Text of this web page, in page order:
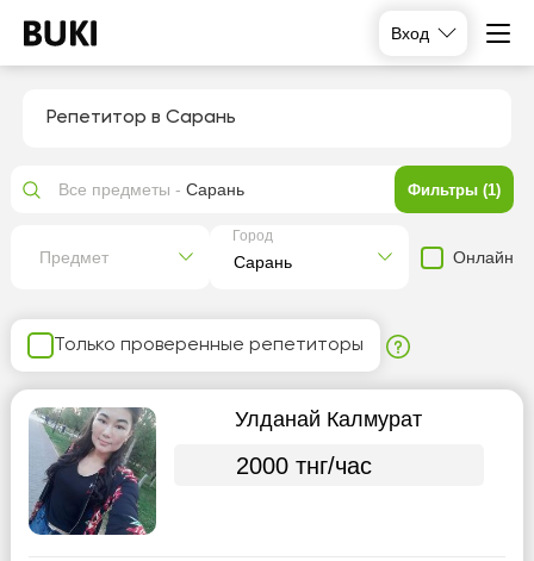
Вход
Репетитор в Сарань
Только проверенные репетиторы
Улданай Калмурат
2000 тнг/час
Все предметы - Сарань Фильтры (1)
Предмет
Город
Онлайн